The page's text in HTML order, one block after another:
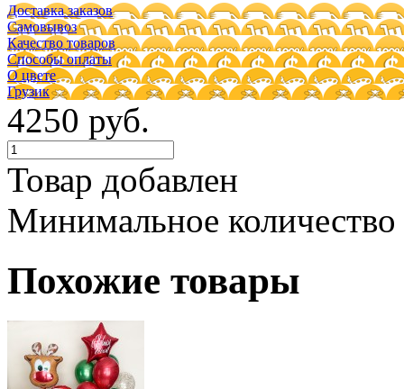
Доставка заказов
Самовывоз
Качество товаров
Способы оплаты
О цвете
Грузик
4250 руб.
Товар добавлен
Минимальное
Похожие товары